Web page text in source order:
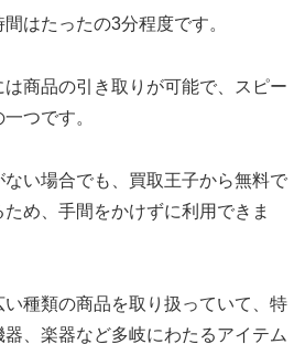
はたったの3分程度です。
商品の引き取りが可能で、スピー
つです。
ない場合でも、買取王子から無料で
め、手間をかけずに利用できま
種類の商品を取り扱っていて、特
、楽器など多岐にわたるアイテム